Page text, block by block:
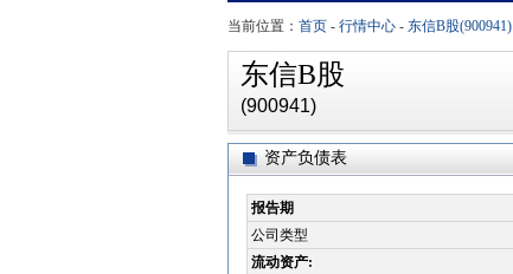
当前位置： 首页 - 行情中心 - 东信B股(900941)
东信B股
(900941)
资产负债表
报告期
公司类型
流动资产: